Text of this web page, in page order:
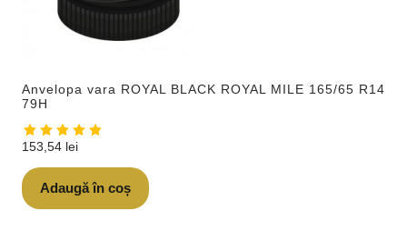
Anvelopa vara ROYAL BLACK ROYAL MILE 165/65 R14
79H
153,54 lei
Adaugă în coș